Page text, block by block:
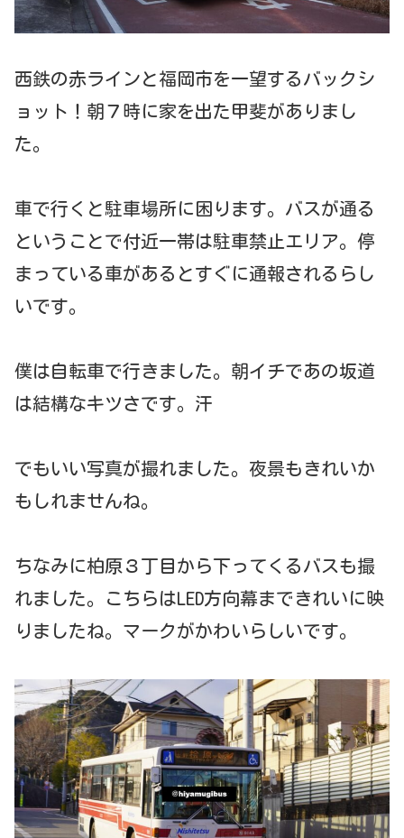
西鉄の赤ラインと福岡市を一望するバックシ
ョット！朝７時に家を出た甲斐がありまし
た。
車で行くと駐車場所に困ります。バスが通る
ということで付近一帯は駐車禁止エリア。停
まっている車があるとすぐに通報されるらし
いです。
僕は自転車で行きました。朝イチであの坂道
は結構なキツさです。汗
でもいい写真が撮れました。夜景もきれいか
もしれませんね。
ちなみに柏原３丁目から下ってくるバスも撮
れました。こちらはLED方向幕まできれいに映
りましたね。マークがかわいらしいです。